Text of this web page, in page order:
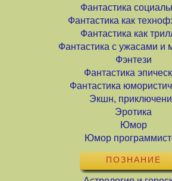
Фантастика
Фантастика как
Фантастика как
Фантастика с ужасами и
Фэнтези
Фантастика
Фантастика
Экшн,
Эротика
Юмор
Юмор
ПОЗНАНИЕ